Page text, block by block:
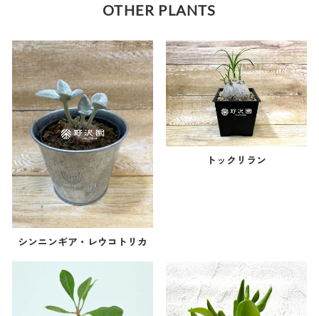
OTHER PLANTS
シンニンギア・レウコトリカ
トックリラン